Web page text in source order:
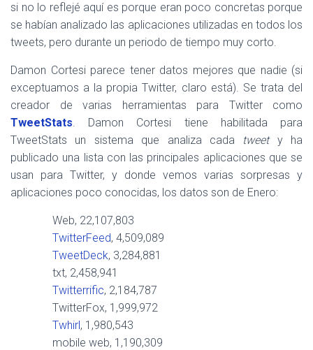
si no lo reflejé aquí es porque eran poco concretas porque
se habían analizado las aplicaciones utilizadas en todos los
tweets, pero durante un periodo de tiempo muy corto.
Damon Cortesi parece tener datos mejores que nadie (si
exceptuamos a la propia Twitter, claro está). Se trata del
creador de varias herramientas para Twitter como
TweetStats. Damon Cortesi tiene habilitada para
TweetStats un sistema que analiza cada tweety ha
publicado una lista con las principales aplicaciones que se
usan para Twitter, y donde vemos varias sorpresas y
aplicaciones poco conocidas, los datos son de Enero:
Web, 22,107,803
TwitterFeed, 4,509,089
TweetDeck, 3,284,881
txt, 2,458,941
Twitterrific, 2,184,787
TwitterFox, 1,999,972
Twhirl, 1,980,543
mobile web, 1,190,309